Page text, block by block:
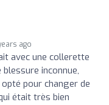
ago
avec une collerette
inconnue,
opté pour changer de
était très bien